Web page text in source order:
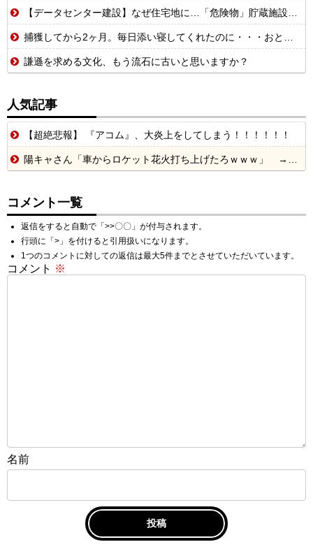
【データセンター建設】なぜ住宅地に…「危険物」貯蔵施設として法整備を 自...
捕獲してから2ヶ月。毎日添い寝してくれたのに・・・おとついから押入れかリビングで ひとり寝るようになってしまった・・・。【再】
謙遜を求める文化、もう流石に古いと思いますか？
人気記事
【超絶悲報】 『アコム』、大炎上をしてしまう！！！！！！
陽キャさん「車からロケット花火打ち上げたろｗｗｗ」 → サンルーフが閉まっていて無事車内に発射
コメント一覧
返信をすると自動で「>>〇〇」が付与されます。
行頭に「>」を付けると引用扱いになります。
1つのコメントに対しての返信は最大5件までとさせていただいています。
コメント ※
名前